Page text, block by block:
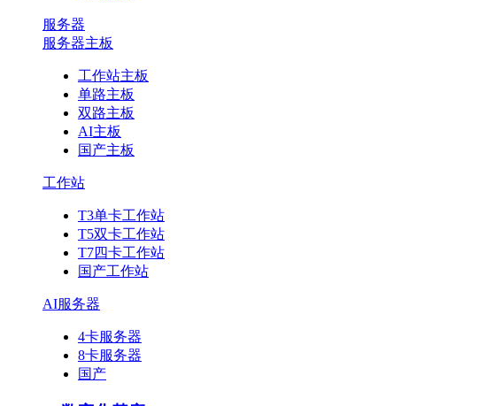
服务器
服务器主板
工作站主板
单路主板
双路主板
AI主板
国产主板
工作站
T3单卡工作站
T5双卡工作站
T7四卡工作站
国产工作站
AI服务器
4卡服务器
8卡服务器
国产